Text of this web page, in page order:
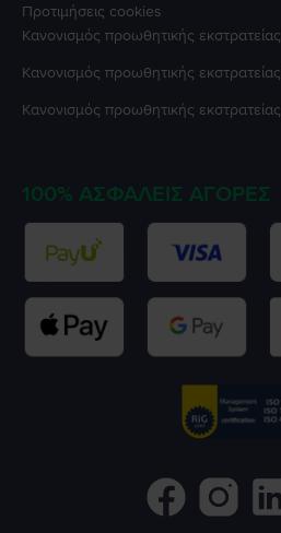
Προτιμήσεις cookies
Κανονισμός προωθητικής εκστρατείας
Κανονισμός προωθητικής εκστρατείας
Κανονισμός προωθητικής εκστρατείας
100% ΑΣΦΑΛΕΊΣ ΑΓΟΡΈΣ